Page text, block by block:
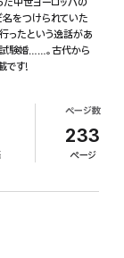
名をつけられていた
ったという逸話があ
試験婚……。古代から
です!
ページ数
233
ページ